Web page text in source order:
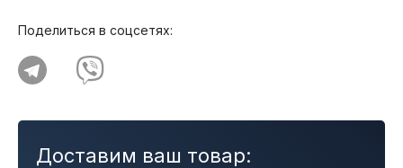
Поделиться в соцсетях:
Доставим ваш товар: